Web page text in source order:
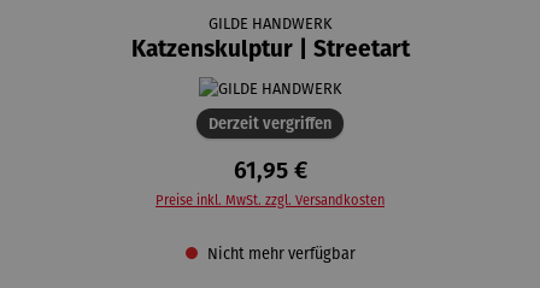
GILDE HANDWERK
Katzenskulptur | Streetart
Derzeit vergriffen
61,95 €
Preise inkl. MwSt. zzgl. Versandkosten
Nicht mehr verfügbar